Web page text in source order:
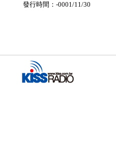
發行時間：-0001/11/30